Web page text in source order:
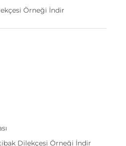
Örneği İndir
Dilekçesi Örneği İndir